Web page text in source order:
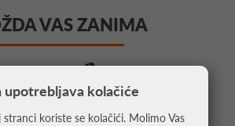
VAS ZANIMA
upotrebljava kolačiće
koriste se kolačići. Molimo Vas